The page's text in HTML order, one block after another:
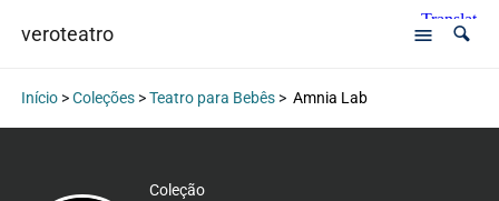
veroteatro
Início>Coleções>Teatro para Bebês> Amnia Lab
Coleção